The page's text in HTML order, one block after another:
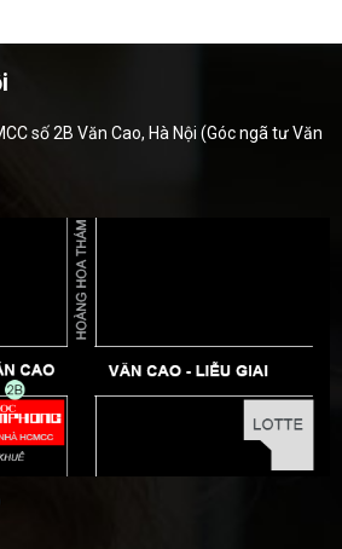
số 2B Văn Cao, Hà Nội (Góc ngã tư Văn